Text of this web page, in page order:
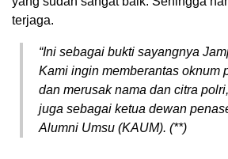
terjaga.
“Ini sebagai bukti sayangnya
Kami ingin memberantas oknum
dan merusak nama dan citra
juga sebagai ketua dewan
Alumni Umsu (KAUM). (**)